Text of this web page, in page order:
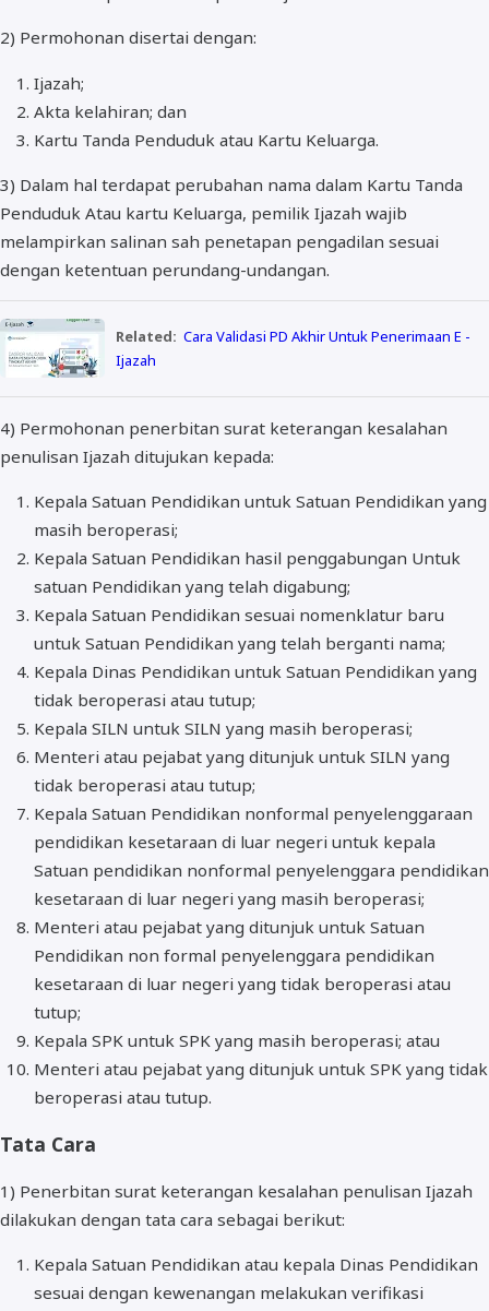
2) Permohonan disertai dengan:
Ijazah;
Akta kelahiran; dan
Kartu Tanda Penduduk atau Kartu Keluarga.
3) Dalam hal terdapat perubahan nama dalam Kartu Tanda
Penduduk Atau kartu Keluarga, pemilik Ijazah wajib
melampirkan salinan sah penetapan pengadilan sesuai
dengan ketentuan perundang-undangan.
Related: Cara Validasi PD Akhir Untuk Penerimaan E -
Ijazah
4) Permohonan penerbitan surat keterangan kesalahan
penulisan Ijazah ditujukan kepada:
Kepala Satuan Pendidikan untuk Satuan Pendidikan yang
masih beroperasi;
Kepala Satuan Pendidikan hasil penggabungan Untuk
satuan Pendidikan yang telah digabung;
Kepala Satuan Pendidikan sesuai nomenklatur baru
untuk Satuan Pendidikan yang telah berganti nama;
Kepala Dinas Pendidikan untuk Satuan Pendidikan yang
tidak beroperasi atau tutup;
Kepala SILN untuk SILN yang masih beroperasi;
Menteri atau pejabat yang ditunjuk untuk SILN yang
tidak beroperasi atau tutup;
Kepala Satuan Pendidikan nonformal penyelenggaraan
pendidikan kesetaraan di luar negeri untuk kepala
Satuan pendidikan nonformal penyelenggara pendidikan
kesetaraan di luar negeri yang masih beroperasi;
Menteri atau pejabat yang ditunjuk untuk Satuan
Pendidikan non formal penyelenggara pendidikan
kesetaraan di luar negeri yang tidak beroperasi atau
tutup;
Kepala SPK untuk SPK yang masih beroperasi; atau
Menteri atau pejabat yang ditunjuk untuk SPK yang tidak
beroperasi atau tutup.
Tata Cara
1) Penerbitan surat keterangan kesalahan penulisan Ijazah
dilakukan dengan tata cara sebagai berikut:
Kepala Satuan Pendidikan atau kepala Dinas Pendidikan
sesuai dengan kewenangan melakukan verifikasi